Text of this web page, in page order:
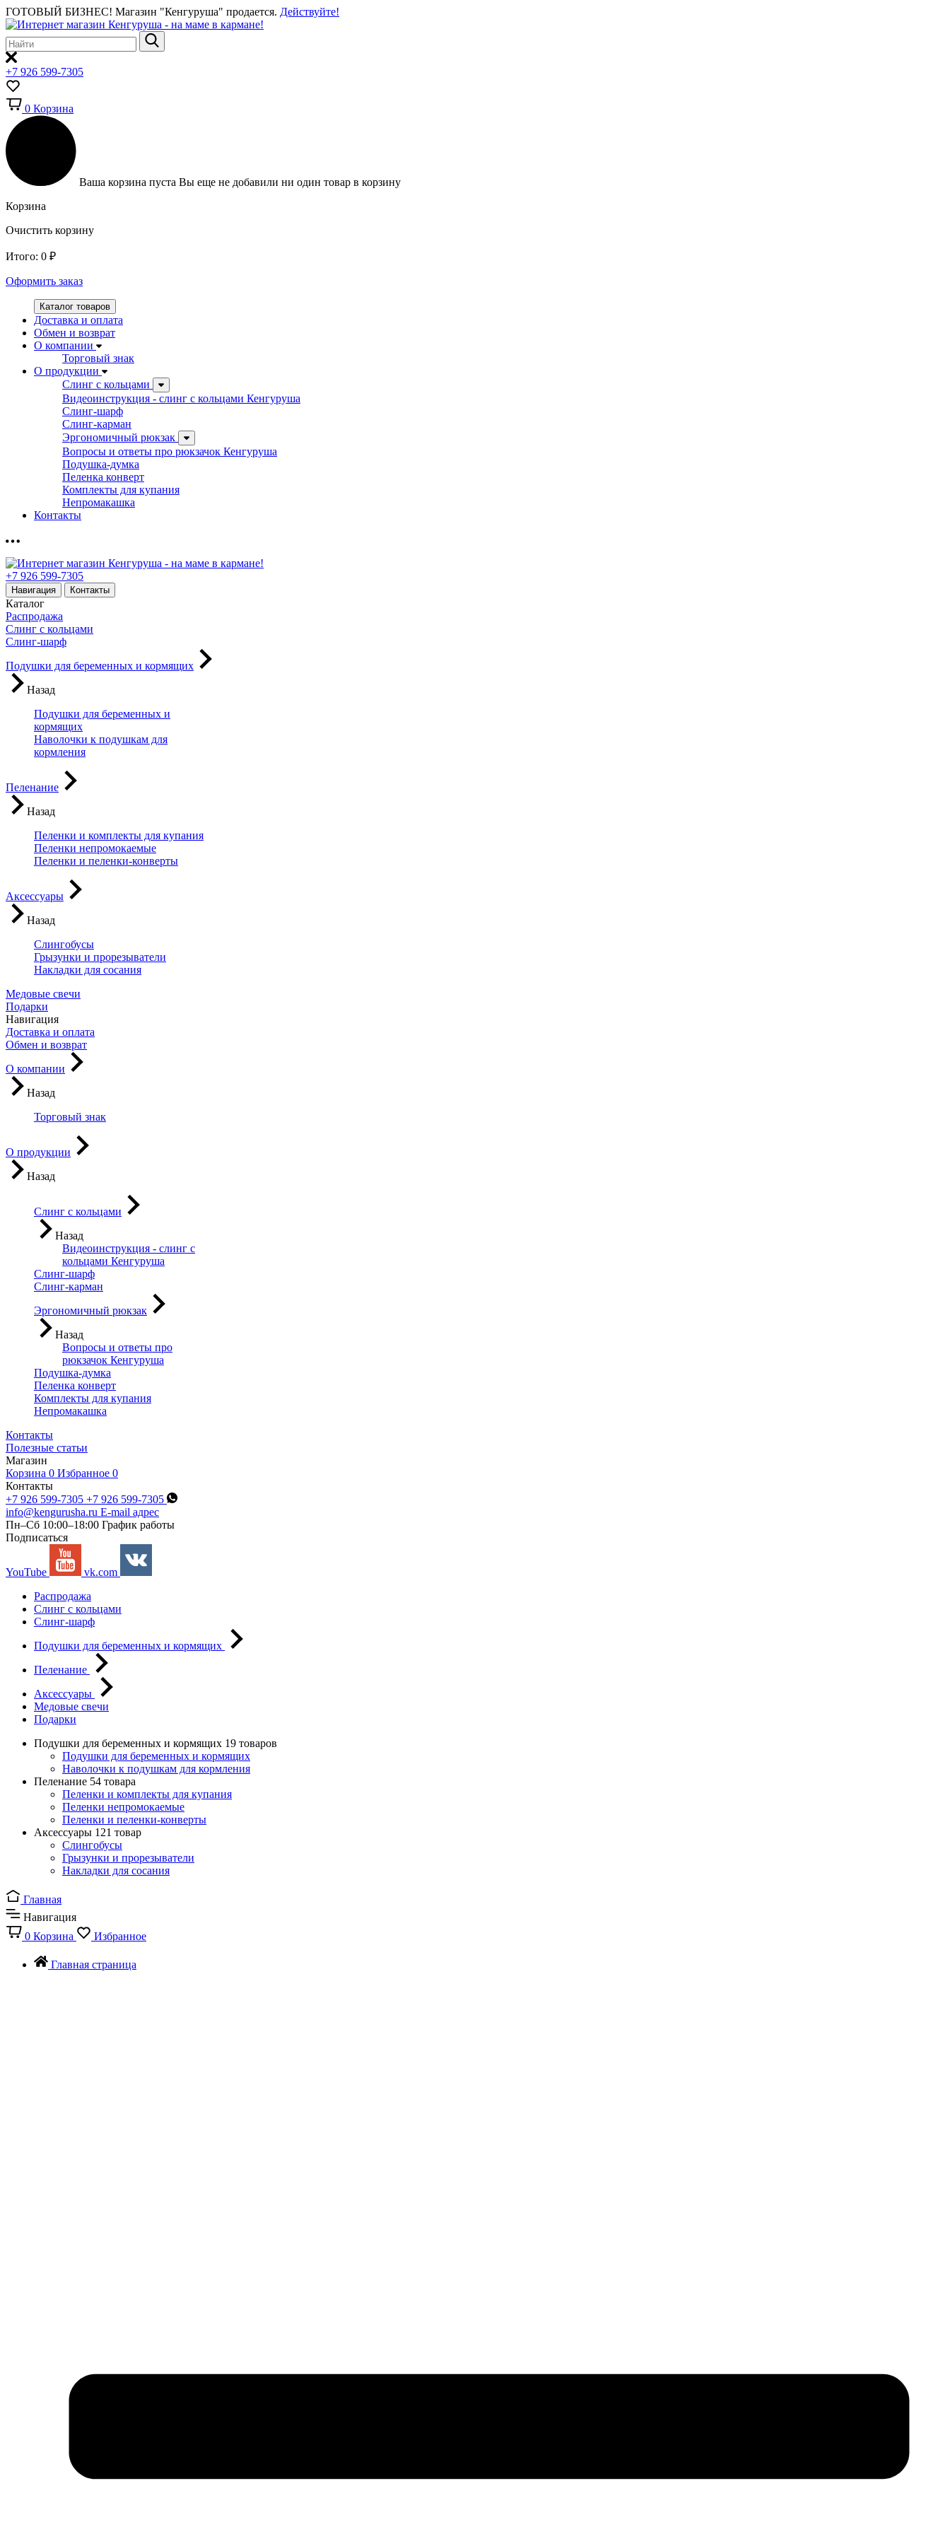
ГОТОВЫЙ БИЗНЕС! Магазин "Кенгуруша" продается. Действуйте!
+7 926 599-7305
0 Корзина
Ваша корзина пуста Вы еще не добавили ни один товар в корзину
Корзина
Очистить корзину
Итого: 0 ₽
Оформить заказ
Каталог товаров
Доставка и оплата
Обмен и возврат
О компании
Торговый знак
О продукции
Слинг с кольцами
Видеоинструкция - слинг с кольцами Кенгуруша
Слинг-шарф
Слинг-карман
Эргономичный рюкзак
Вопросы и ответы про рюкзачок Кенгуруша
Подушка-думка
Пеленка конверт
Комплекты для купания
Непромакашка
Контакты
+7 926 599-7305
Навигация Контакты
Каталог
Распродажа
Слинг с кольцами
Слинг-шарф
Подушки для беременных и кормящих
Назад
Подушки для беременных и
кормящих
Наволочки к подушкам для
кормления
Пеленание
Назад
Пеленки и комплекты для купания
Пеленки непромокаемые
Пеленки и пеленки-конверты
Аксессуары
Назад
Слингобусы
Грызунки и прорезыватели
Накладки для сосания
Медовые свечи
Подарки
Навигация
Доставка и оплата
Обмен и возврат
О компании
Назад
Торговый знак
О продукции
Назад
Слинг с кольцами
Назад
Видеоинструкция - слинг с
кольцами Кенгуруша
Слинг-шарф
Слинг-карман
Эргономичный рюкзак
Назад
Вопросы и ответы про
рюкзачок Кенгуруша
Подушка-думка
Пеленка конверт
Комплекты для купания
Непромакашка
Контакты
Полезные статьи
Магазин
Корзина 0 Избранное 0
Контакты
+7 926 599-7305 +7 926 599-7305
info@kengurusha.ru E-mail адрес
Пн–Сб 10:00–18:00 График работы
Подписаться
YouTube
vk.com
Распродажа
Слинг с кольцами
Слинг-шарф
Подушки для беременных и кормящих
Пеленание
Аксессуары
Медовые свечи
Подарки
Подушки для беременных и кормящих 19 товаров
Подушки для беременных и кормящих
Наволочки к подушкам для кормления
Пеленание 54 товара
Пеленки и комплекты для купания
Пеленки непромокаемые
Пеленки и пеленки-конверты
Аксессуары 121 товар
Слингобусы
Грызунки и прорезыватели
Накладки для сосания
Главная
Навигация
0 Корзина Избранное
Главная страница